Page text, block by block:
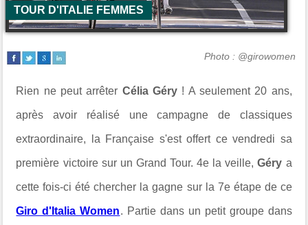
TOUR D'ITALIE FEMMES
Photo : @girowomen
Rien ne peut arrêter Célia Géry ! A seulement 20 ans,
après avoir réalisé une campagne de classiques
extraordinaire, la Française s'est offert ce vendredi sa
première victoire sur un Grand Tour. 4e la veille,Géry a
cette fois-ci été chercher la gagne sur la 7e étape de ce
Giro d'Italia Women. Partie dans un petit groupe dans